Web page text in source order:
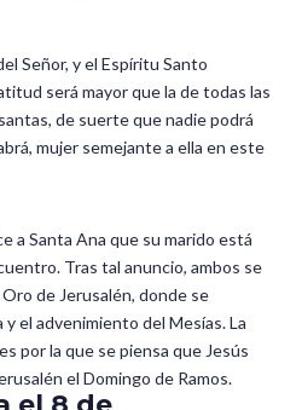
Señor, y el Espíritu Santo
será mayor que la de todas las
de suerte que nadie podrá
mujer semejante a ella en este
a Santa Ana que su marido está
Tras tal anuncio, ambos se
de Jerusalén, donde se
el advenimiento del Mesías. La
por la que se piensa que Jesús
el Domingo de Ramos.